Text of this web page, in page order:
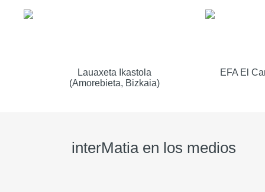
Lauaxeta Ikastola
(Amorebieta, Bizkaia)
EFA El
interMatia en los medios